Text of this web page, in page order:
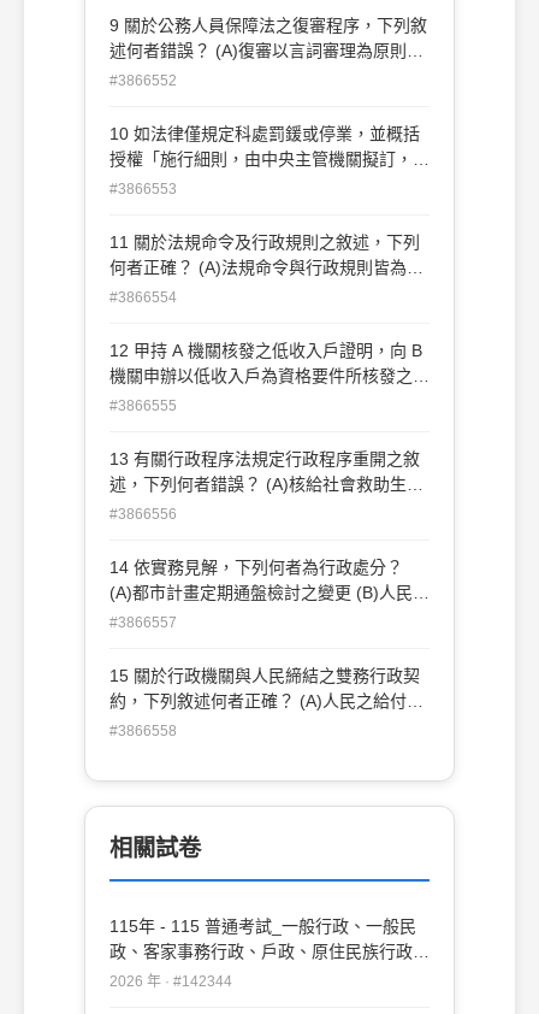
政務人員身分 (D)政務人員原則上隨政黨輪
替而更替，故無公務員服務法之適用
9 關於公務人員保障法之復審程序，下列敘
述何者錯誤？ (A)復審以言詞審理為原則
(B)公務人員保障暨培訓委員會（下稱保訓
分機關派員進行言詞辯論 (C)復審人對於保
訓會於復審程序進行中所為之程序上處置不
#3866552
10 如法律僅規定科處罰鍰或停業，並概括
授權「施行細則，由中央主管機關擬訂，報
請行政院核定」時，下列敘述何者正確？
節性事項，訂定法規命令 (B)經報行政院核
定，被授權機關得委由其下級機關公告執行
以符合比例原則 (D)被授權機關訂定施行細
則且經行政院核定後，即發生效力
#3866553
11 關於法規命令及行政規則之敘述，下列
何者正確？ (A)法規命令與行政規則皆為抽
象性規範 (B)法規命令與行政規則皆直接對
皆須基於法律授權始得訂定 (D)所有類型的
法規命令與行政規則皆須經發布
#3866554
12 甲持 A 機關核發之低收入戶證明，向 B
機關申辦以低收入戶為資格要件所核發之補
助，B 機關即使認為其家庭似無經濟困難情
處分之何種效力？ (A)既判力 (B)執行力 (C)
確認效力 (D)構成要件效力
#3866555
13 有關行政程序法規定行政程序重開之敘
述，下列何者錯誤？ (A)核給社會救助生活
扶助金所依據之事實事後發生有利於相對人
條第 1 項第 1 款規定，申請重開行政程序
(B)行政程序法第 128 條第 1 項所稱之利害
存在，但未經斟酌之證據 (D)行政程序重新
進行的規定，係指行政機關基於行政處分相
對人或利害關 係人的申請，就已確定的行
#3866556
14 依實務見解，下列何者為行政處分？
(A)都市計畫定期通盤檢討之變更 (B)人民團
體將職員簡歷冊報請主管機關核備 (C)衛生
之停止特約 (D)員警對汽車駕駛人實施酒測
結果數值之單據
#3866557
15 關於行政機關與人民締結之雙務行政契
約，下列敘述何者正確？ (A)人民之給付應
與其實質負擔能力相當 (B)法規許可行政機
與人民締結雙務契約 (C)人民之給付與行政
機關之給付不相當時，人民取得對行政機關
契約無須法律有明文授權，但均應經上級機
關 之核准
#3866558
相關試卷
115年 - 115 普通考試_一般行政、一般民
政、客家事務行政、戶政、原住民族行政、
社會行政、勞工行政、教育行政、人事行
2026 年 · #142344